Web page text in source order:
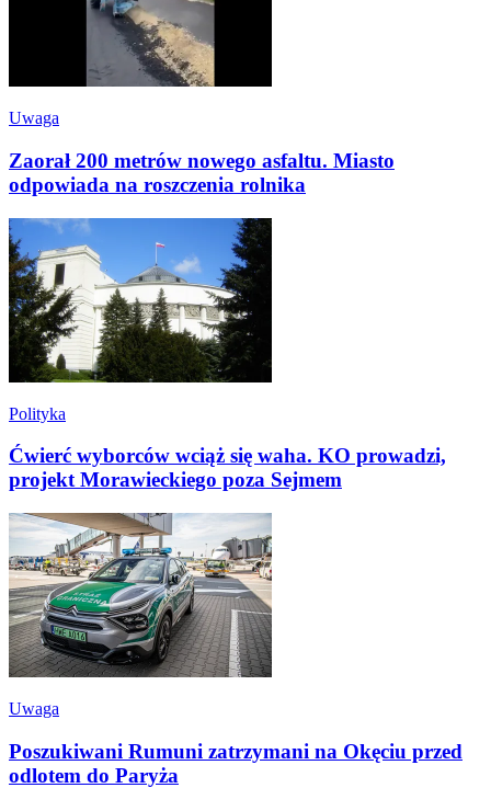
Uwaga
Zaorał 200 metrów nowego asfaltu. Miasto
odpowiada na roszczenia rolnika
Polityka
Ćwierć wyborców wciąż się waha. KO prowadzi,
projekt Morawieckiego poza Sejmem
Uwaga
Poszukiwani Rumuni zatrzymani na Okęciu przed
odlotem do Paryża